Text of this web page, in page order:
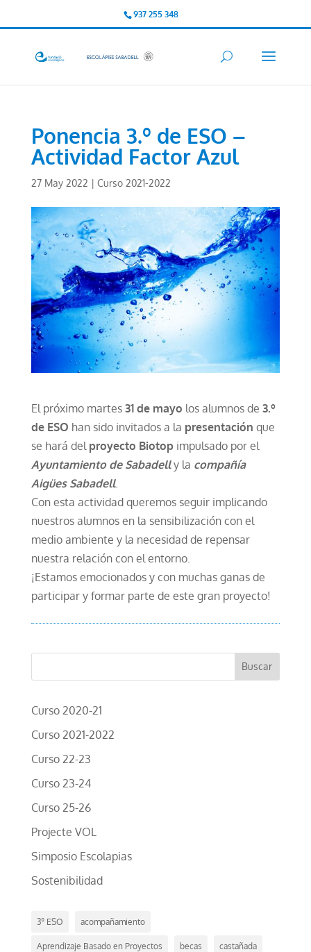
937 255 348
Ponencia 3.º de ESO –
Actividad Factor Azul
27 May 2022 | Curso 2021-2022
El próximo martes 31 de mayo los alumnos de 3.º
de ESO han sido invitados a la presentación que
se hará del proyecto Biotopimpulsado por el
Ayuntamiento de Sabadelly la compañía
Aigües Sabadell.
Con esta actividad queremos seguir implicando
nuestros alumnos en la sensibilización con el
medio ambiente y la necesidad de repensar
nuestra relación con el entorno.
¡Estamos emocionados y con muchas ganas de
participar y formar parte de este gran proyecto!
Curso 2020-21
Curso 2021-2022
Curso 22-23
Curso 23-24
Curso 25-26
Projecte VOL
Simposio Escolapias
Sostenibilidad
3º ESO acompañamiento
Aprendizaje Basado en Proyectos becas castañada